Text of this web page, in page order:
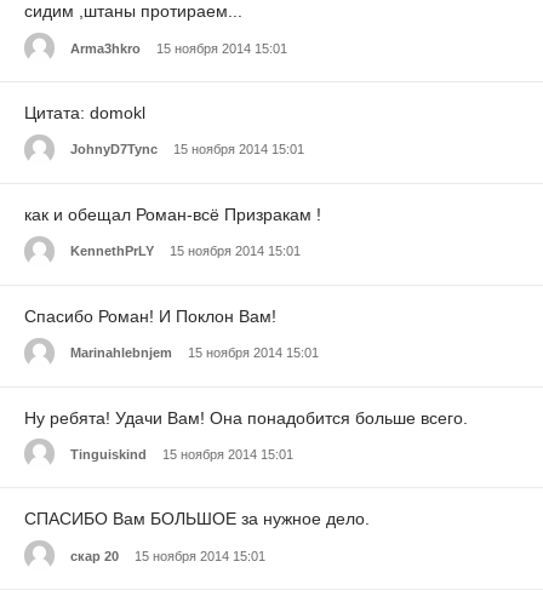
сидим ,штаны протираем...
Arma3hkro 15 ноября 2014 15:01
Цитата: domokl
JohnyD7Tync 15 ноября 2014 15:01
как и обещал Роман-всё Призракам !
KennethPrLY 15 ноября 2014 15:01
Спасибо Роман! И Поклон Вам!
Marinahlebnjem 15 ноября 2014 15:01
Ну ребята! Удачи Вам! Она понадобится больше всего.
Tinguiskind 15 ноября 2014 15:01
СПАСИБО Вам БОЛЬШОЕ за нужное дело.
скар 20 15 ноября 2014 15:01